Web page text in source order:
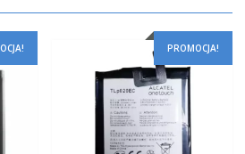
PROMOCJA!